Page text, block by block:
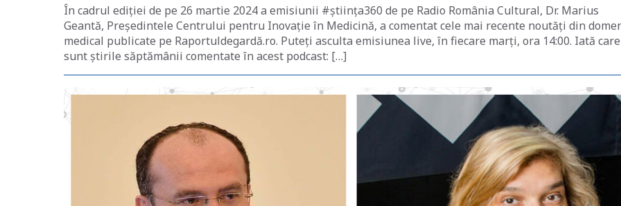
În cadrul ediției de pe 26 martie 2024 a emisiunii #știința360 de pe Radio România Cultural, Dr. Marius
Geantă, Președintele Centrului pentru Inovație în Medicină, a comentat cele mai recente noutăți din
medical publicate pe Raportuldegardă.ro. Puteți asculta emisiunea live, în fiecare marți, ora 14:00. Iată care
sunt știrile săptămânii comentate în acest podcast: […]